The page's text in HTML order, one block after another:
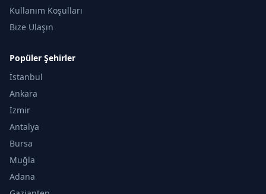
Kullanım Koşulları
Bize Ulaşın
Popüler Şehirler
İstanbul
Ankara
İzmir
Antalya
Bursa
Muğla
Adana